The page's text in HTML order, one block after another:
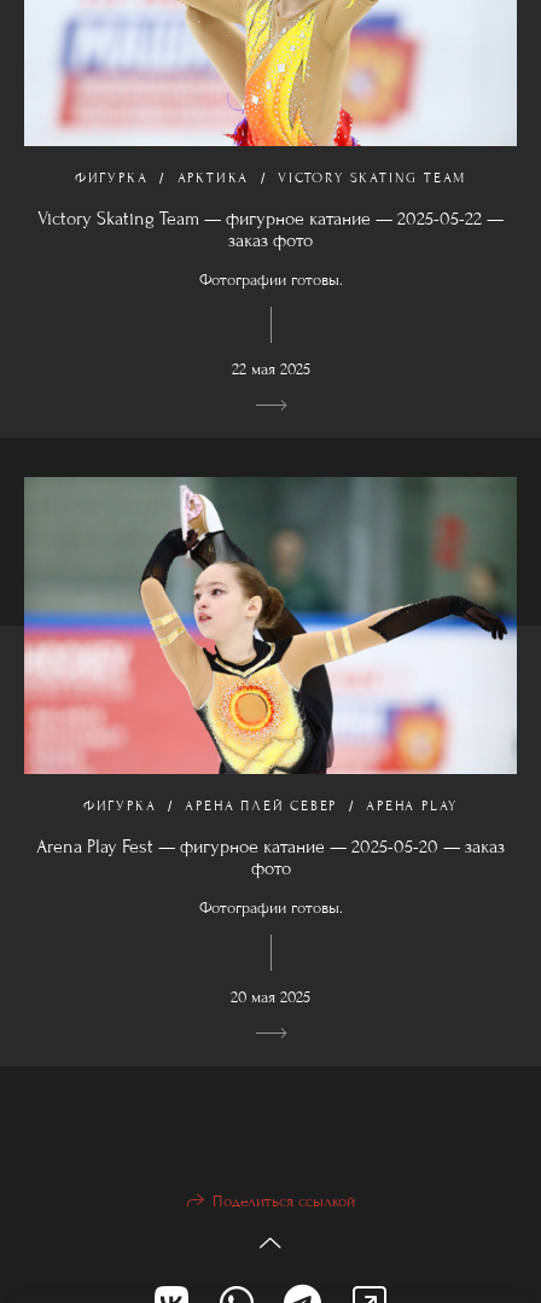
ФИГУРКА АРКТИКА VICTORY SKATING TEAM
Victory Skating Team — фигурное катание — 2025-05-22 —
заказ фото
Фотографии готовы.
22 мая 2025
ФИГУРКА АРЕНА ПЛЕЙ СЕВЕР АРЕНА PLAY
Arena Play Fest — фигурное катание — 2025-05-20 — заказ
фото
Фотографии готовы.
20 мая 2025
Поделиться ссылкой